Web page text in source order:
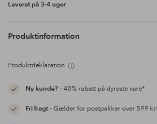
Leveret på 3-4 uger
Produktinformation
Produktdeklaration
Ny kunde?– 40% rabatt på dyreste vare*
Fri fragt– Gælder for postpakker over 599